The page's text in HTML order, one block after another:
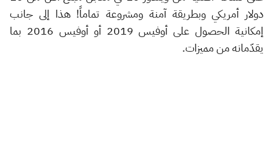
دولار أمريكي وبطريقة آمنة ومشروعة تماماً! هذا إلى جانب
إمكانية الحصول على أوفيس 2019 أو أوفيس 2016 بما
يقدّمانه من مميزات.